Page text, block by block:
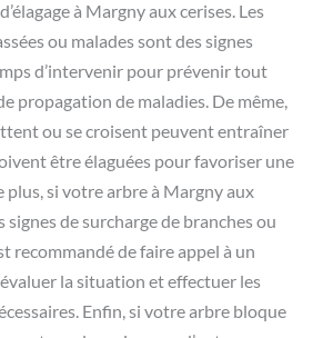
à Margny aux cerises. Les
ou malades sont des signes
d’intervenir pour prévenir tout
propagation de maladies. De même,
ou se croisent peuvent entraîner
être élaguées pour favoriser une
plus, si votre arbre à Margny aux
signes de surcharge de branches ou
recommandé de faire appel à un
la situation et effectuer les
Enfin, si votre arbre bloque